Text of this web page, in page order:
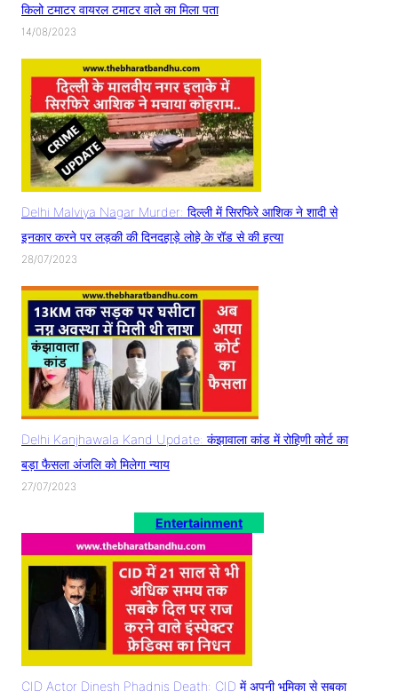
किलो टमाटर वायरल टमाटर वाले का मिला पता
14/08/2023
Delhi Malviya Nagar Murder: दिल्ली में सिरफिरे आशिक ने शादी से
इनकार करने पर लड़की की दिनदहाड़े लोहे के रॉड से की हत्या
28/07/2023
Delhi Kanjhawala Kand Update: कंझावाला कांड में रोहिणी कोर्ट का
बड़ा फैसला अंजलि को मिलेगा न्याय
27/07/2023
Entertainment
CID Actor Dinesh Phadnis Death: CID में अपनी भूमिका से सबका